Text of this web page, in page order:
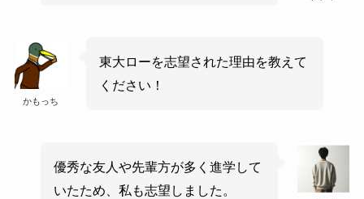
かもっち
東大ローを志望された理由を教えて
ください！
優秀な友人や先輩方が多く進学して
いたため、私も志望しました。